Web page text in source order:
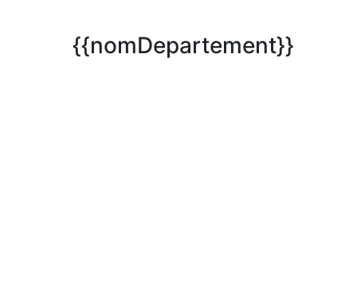
{{nomDepartement}}